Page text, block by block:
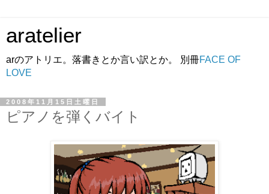
aratelier
arのアトリエ。落書きとか言い訳とか。 別冊FACE OF
LOVE
2008年11月15日土曜日
ピアノを弾くバイト